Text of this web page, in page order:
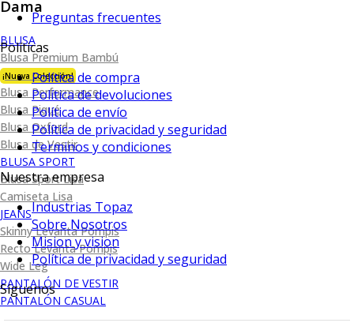
Dama
BLUSA
Blusa Premium Bambú
¡Nueva Colección!
Blusa Performance
Blusa Piqué
Blusa Oxford
Blusa de Vestir
BLUSA SPORT
Blusa Sport Lisa
Camiseta Lisa
JEANS
Skinny Levanta Pompis
Recto Levanta Pompis
Wide Leg
PANTALÓN DE VESTIR
PANTALÓN CASUAL
Preguntas frecuentes
Políticas
Política de compra
Política de devoluciones
Política de envío
Política de privacidad y seguridad
Terminos y condiciones
Nuestra empresa
Industrias Topaz
Sobre Nosotros
Mision y vision
Política de privacidad y seguridad
Síguenos